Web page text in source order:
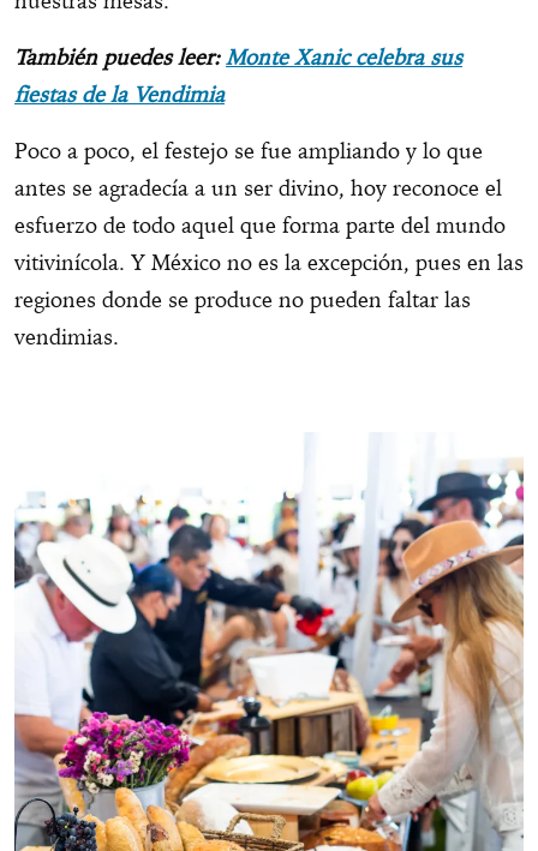
También puedes leer:Monte Xanic celebra sus
fiestas de la Vendimia
Poco a poco, el festejo se fue ampliando y lo que
antes se agradecía a un ser divino, hoy reconoce el
esfuerzo de todo aquel que forma parte del mundo
vitivinícola. Y México no es la excepción, pues en las
regiones donde se produce no pueden faltar las
vendimias.